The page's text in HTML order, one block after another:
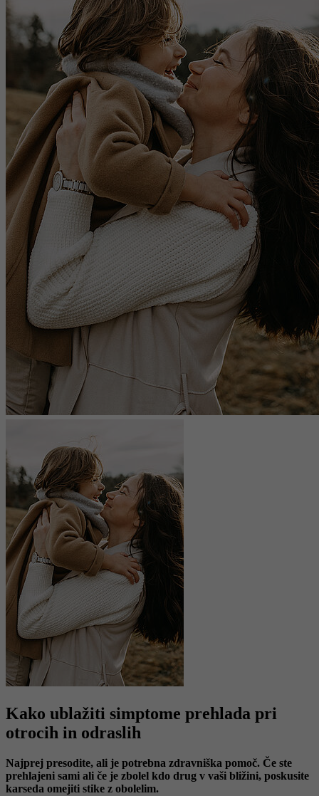
Kako ublažiti simptome prehlada pri
otrocih in odraslih
Najprej presodite, ali je potrebna zdravniška pomoč. Če ste
prehlajeni sami ali če je zbolel kdo drug v vaši bližini, poskusite
karseda omejiti stike z obolelim.